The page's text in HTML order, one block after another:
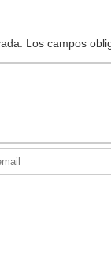
Los campos